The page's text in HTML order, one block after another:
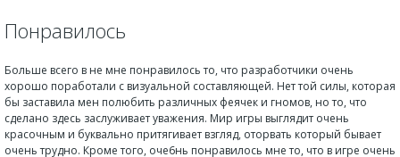
Понравилось
Больше всего в не мне понравилось то, что разработчики очень
хорошо поработали с визуальной составляющей. Нет той силы, которая
бы заставила мен полюбить различных феячек и гномов, но то, что
сделано здесь заслуживает уважения. Мир игры выглядит очень
красочным и буквально притягивает взгляд, оторвать который бывает
очень трудно. Кроме того, оче6нь понравилось мне то, что в игре очень